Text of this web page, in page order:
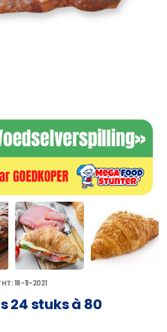
18-11-2021
24 stuks à 80